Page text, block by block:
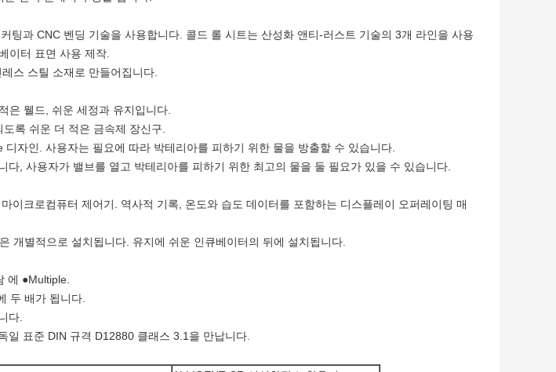
팅과 CNC 벤딩 기술을 사용합니다. 콜드 롤 시트는 산성화 앤티-러스트 기술의 3개 라인을 사용
이터 표면 사용 제작.
스 스틸 소재로 만들어집니다.
은 웰드, 쉬운 세정과 유지입니다.
록 쉬운 더 적은 금속제 장신구.
디자인. 사용자는 필요에 따라 박테리아를 피하기 위한 물을 방출할 수 있습니다.
다, 사용자가 밸브를 열고 박테리아를 피하기 위한 최고의 물을 둘 필요가 있을 수 있습니다.
이크로컴퓨터 제어기. 역사적 기록, 온도와 습도 데이터를 포함하는 디스플레이 오퍼레이팅 매
개별적으로 설치됩니다. 유지에 쉬운 인큐베이터의 뒤에 설치됩니다.
에 ●Multiple.
두 배가 됩니다.
다.
일 표준 DIN 규격 D12880 클래스 3.1을 만납니다.